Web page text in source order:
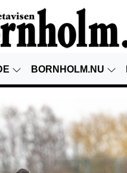
BORNHOLM.NU